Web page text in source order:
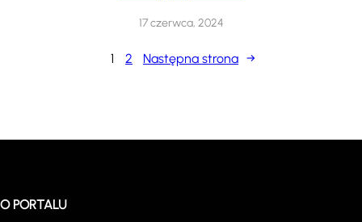
17 czerwca, 2024
1 2 Następna strona →
O PORTALU